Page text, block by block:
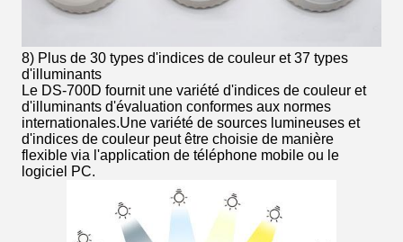
8) Plus de 30 types d'indices de couleur et 37 types
d'illuminants
Le DS-700D fournit une variété d'indices de couleur et
d'illuminants d'évaluation conformes aux normes
internationales.Une variété de sources lumineuses et
d'indices de couleur peut être choisie de manière
flexible via l'application de téléphone mobile ou le
logiciel PC.